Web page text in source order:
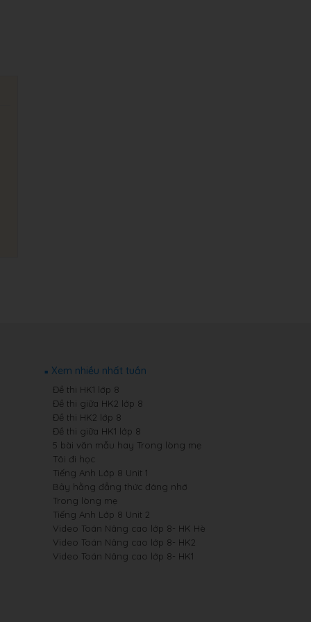
Xem nhiều nhất tuần
Đề thi HK1 lớp 8
Đề thi giữa HK2 lớp 8
Đề thi HK2 lớp 8
Đề thi giữa HK1 lớp 8
5 bài văn mẫu hay Trong lòng mẹ
Tôi đi học
Tiếng Anh Lớp 8 Unit 1
Bảy hằng đẳng thức đáng nhớ
Trong lòng mẹ
Tiếng Anh Lớp 8 Unit 2
Video Toán Nâng cao lớp 8- HK Hè
Video Toán Nâng cao lớp 8- HK2
Video Toán Nâng cao lớp 8- HK1